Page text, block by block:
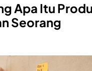
Apa Itu
Seorang